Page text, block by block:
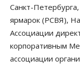
Санкт-
ярмарок (РСВЯ),
Ассоциации
корпоративным
ассоциации